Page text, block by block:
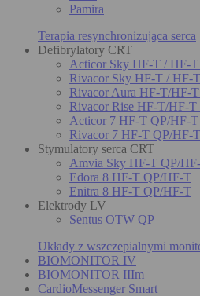
Pamira
Terapia resynchronizująca serca
Defibrylatory CRT
Acticor Sky HF-T / HF-T
Rivacor Sky HF-T / HF-
Rivacor Aura HF-T/HF-
Rivacor Rise HF-T/HF-T
Acticor 7 HF-T QP/HF-T
Rivacor 7 HF-T QP/HF-T
Stymulatory serca CRT
Amvia Sky HF-T QP/
Edora 8 HF-T QP/HF-T
Enitra 8 HF-T QP/HF-T
Elektrody LV
Sentus OTW QP
Układy z wszczepialnymi
BIOMONITOR IV
BIOMONITOR IIIm
CardioMessenger Smart